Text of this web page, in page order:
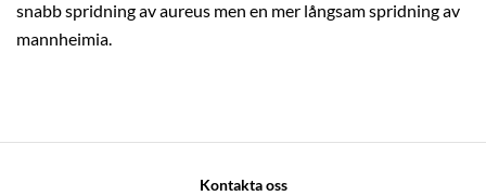
snabb spridning av aureus men en mer långsam spridning av
mannheimia.
Kontakta oss